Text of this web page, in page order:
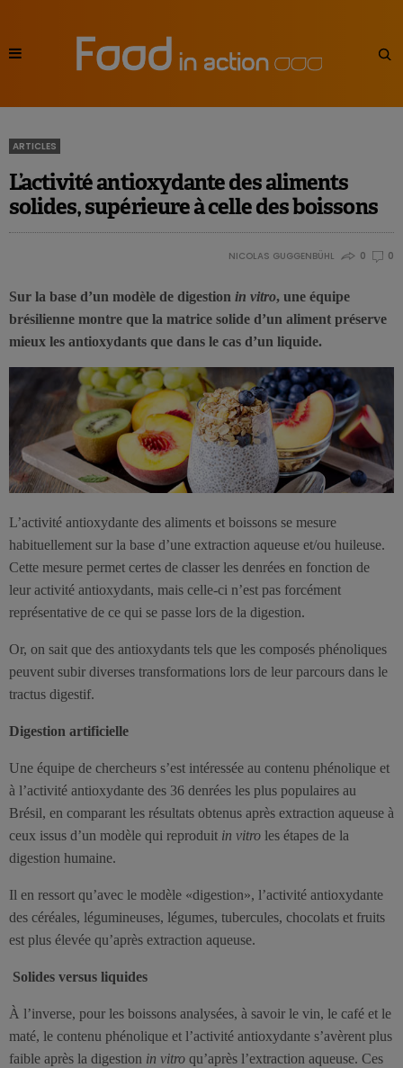
ARTICLES
L’activité antioxydante des aliments
solides, supérieure à celle des boissons
NICOLAS GUGGENBÜHL 0 0
Sur la base d’un modèle de digestion in vitro, une équipe
brésilienne montre que la matrice solide d’un aliment préserve
mieux les antioxydants que dans le cas d’un liquide.
L’activité antioxydante des aliments et boissons se mesure
habituellement sur la base d’une extraction aqueuse et/ou huileuse.
Cette mesure permet certes de classer les denrées en fonction de
leur activité antioxydants, mais celle-ci n’est pas forcément
représentative de ce qui se passe lors de la digestion.
Or, on sait que des antioxydants tels que les composés phénoliques
peuvent subir diverses transformations lors de leur parcours dans le
tractus digestif.
Digestion artificielle
Une équipe de chercheurs s’est intéressée au contenu phénolique et
à l’activité antioxydante des 36 denrées les plus populaires au
Brésil, en comparant les résultats obtenus après extraction aqueuse à
ceux issus d’un modèle qui reproduit in vitro les étapes de la
digestion humaine.
Il en ressort qu’avec le modèle «digestion», l’activité antioxydante
des céréales, légumineuses, légumes, tubercules, chocolats et fruits
est plus élevée qu’après extraction aqueuse.
Solides versus liquides
À l’inverse, pour les boissons analysées, à savoir le vin, le café et le
maté, le contenu phénolique et l’activité antioxydante s’avèrent plus
faible après la digestion in vitro qu’après l’extraction aqueuse. Ces